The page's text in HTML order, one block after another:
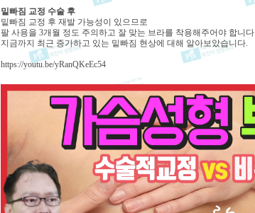
밑빠짐 교정 수술 후
밑빠짐 교정 후 재발 가능성이 있으므로
팔 사용을 3개월 정도 주의하고 잘 맞는 브라를 착용해주어야 합니다.
지금까지 최근 증가하고 있는 밑빠짐 현상에 대해 알아보았습니다.
https://youtu.be/yRanQKeEc54